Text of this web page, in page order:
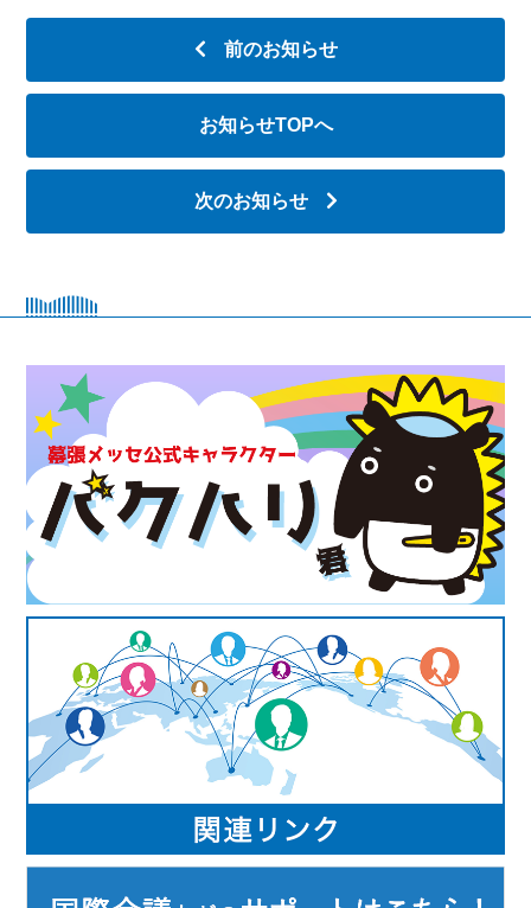
前のお知らせ
お知らせTOPへ
次のお知らせ